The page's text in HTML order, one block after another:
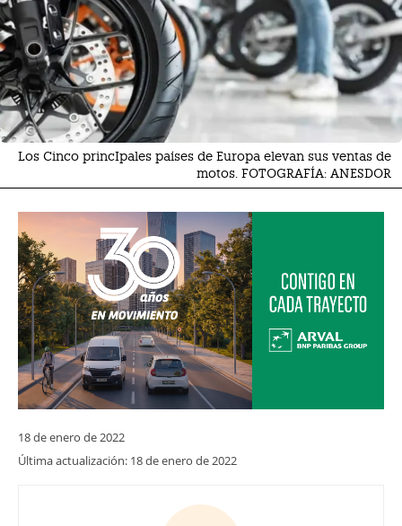
Los Cinco princIpales países de Europa elevan sus ventas de
motos. FOTOGRAFÍA: ANESDOR
18 de enero de 2022
Última actualización: 18 de enero de 2022